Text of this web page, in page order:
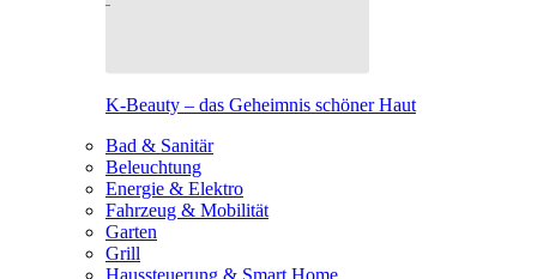
K-Beauty – das Geheimnis schöner Haut
Bad & Sanitär
Beleuchtung
Energie & Elektro
Fahrzeug & Mobilität
Garten
Grill
Haussteuerung & Smart Home